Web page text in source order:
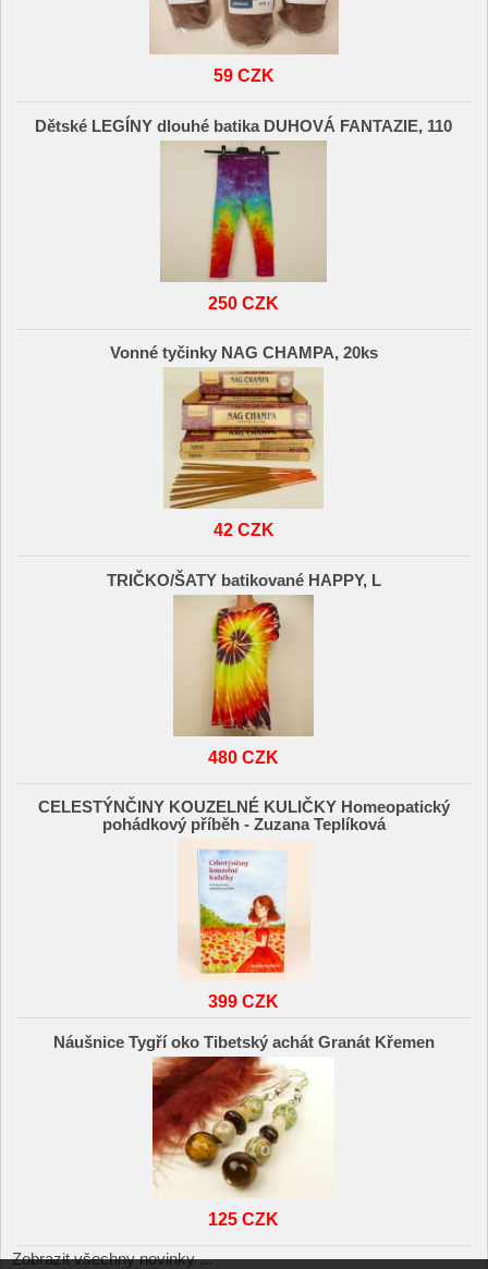
59 CZK
Dětské LEGÍNY dlouhé batika DUHOVÁ FANTAZIE, 110
250 CZK
Vonné tyčinky NAG CHAMPA, 20ks
42 CZK
TRIČKO/ŠATY batikované HAPPY, L
480 CZK
CELESTÝNČINY KOUZELNÉ KULIČKY Homeopatický
pohádkový příběh - Zuzana Teplíková
399 CZK
Náušnice Tygří oko Tibetský achát Granát Křemen
125 CZK
Zobrazit všechny novinky ...